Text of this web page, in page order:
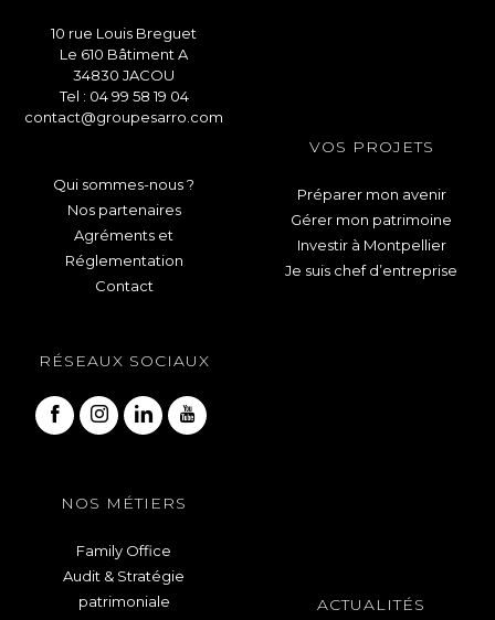
10 rue Louis Breguet
Le 610 Bâtiment A
34830 JACOU
Tel : 04 99 58 19 04
contact@groupesarro.com
Qui sommes-nous ?
Nos partenaires
Agréments et
Réglementation
Contact
RÉSEAUX SOCIAUX
VOS PROJETS
Préparer mon avenir
Gérer mon patrimoine
Investir à Montpellier
Je suis chef d’entreprise
NOS MÉTIERS
Family Office
Audit & Stratégie
patrimoniale
ACTUALITÉS